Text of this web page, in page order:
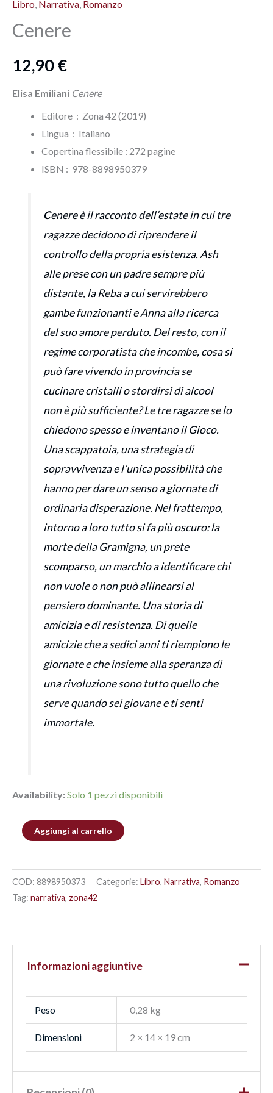
Libro, Narrativa, Romanzo
Cenere
12,90€
Elisa Emiliani Cenere
Editore ‏ : ‎ Zona 42 (2019)
Lingua ‏ : ‎ Italiano
Copertina flessibile : ‎272 pagine
ISBN‏ : ‎ 978-8898950379
Cenere è il racconto dell’estate in cui tre
ragazze decidono di riprendere il
controllo della propria esistenza. Ash
alle prese con un padre sempre più
distante, la Reba a cui servirebbero
gambe funzionanti e Anna alla ricerca
del suo amore perduto. Del resto, con il
regime corporatista che incombe, cosa si
può fare vivendo in provincia se
cucinare cristalli o stordirsi di alcool
non è più sufficiente? Le tre ragazze se lo
chiedono spesso e inventano il Gioco.
Una scappatoia, una strategia di
sopravvivenza e l’unica possibilità che
hanno per dare un senso a giornate di
ordinaria disperazione. Nel frattempo,
intorno a loro tutto si fa più oscuro: la
morte della Gramigna, un prete
scomparso, un marchio a identificare chi
non vuole o non può allinearsi al
pensiero dominante. Una storia di
amicizia e di resistenza. Di quelle
amicizie che a sedici anni ti riempiono le
giornate e che insieme alla speranza di
una rivoluzione sono tutto quello che
serve quando sei giovane e ti senti
immortale.
Availability: Solo 1 pezzi disponibili
Aggiungi al carrello
COD: 8898950373 Categorie: Libro, Narrativa, Romanzo
Tag: narrativa, zona42
Informazioni aggiuntive
Peso 0,28 kg
Dimensioni 2 × 14 × 19 cm